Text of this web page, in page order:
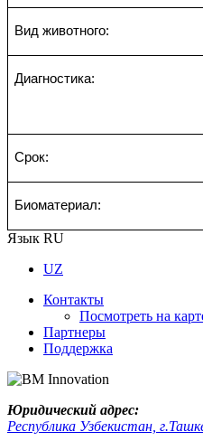
Вид животного:
Диагностика:
Срок:
Биоматериал:
Язык RU
UZ
Контакты
Посмотреть на
Партнеры
Поддержка
Юридический адрес:
Республика Узбекистан,